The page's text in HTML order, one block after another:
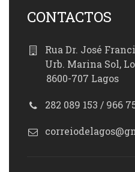
CONTACTOS
Rua Dr. José
Urb. Marina Sol,
8600-707 Lagos
282 089 153 / 966